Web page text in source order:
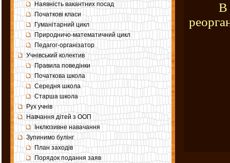
Наявність вакантних посад
Початкові класи
Гуманітарний цикл
Природничо-математичний цикл
Педагог-організатор
Учнівський колектив
Правила поведінки
Початкова школа
Середня школа
Старша школа
Рух учнів
Навчання дітей з ООП
Інклюзивне навачання
Зупинимо булінг
План заходів
Порядок подання заяв
В